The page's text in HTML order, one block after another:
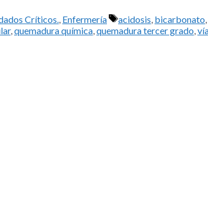
Críticos. Enfermería Etiquetas
acidosis bicarbonato
, quemadura química quemadura tercer grado